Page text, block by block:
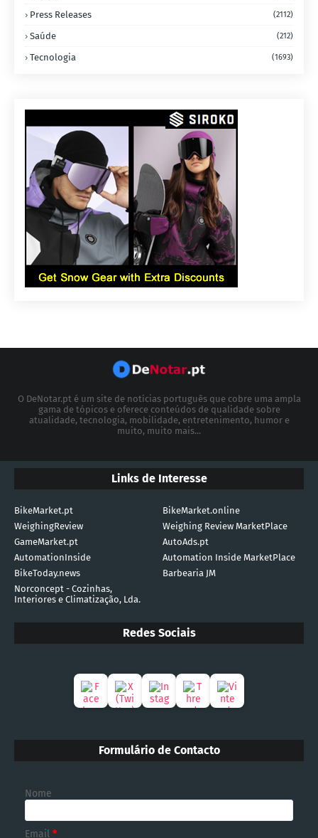
Press Releases (2112)
Saúde (212)
Tecnologia (1693)
O DeNotar.pt é um site de notícias português que cobre uma ampla
gama de tópicos e oferece conteúdos de qualidade sobre
atualidade, tecnologia, mobilidade, entretenimento, humor e
muito, muito mais...
Links de Interesse
BikeMarket.pt
BikeMarket.online
WeighingReview
Weighing Review MarketPlace
GameMarket.pt
AutoAds.pt
AutomationInside
Automation Inside MarketPlace
BikeToday.news
Barbearia JM
Norconcept - Cozinhas,
Interiores e Climatização, Lda.
Redes Sociais
Formulário de Contacto
Nome
Email *